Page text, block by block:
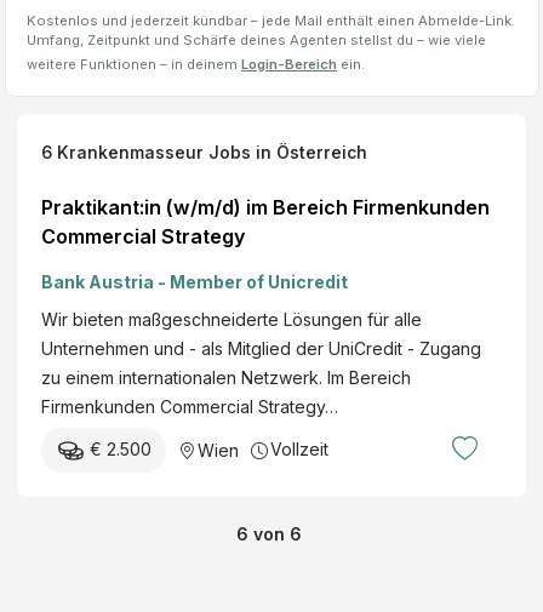
Kostenlos und jederzeit kündbar – jede Mail enthält einen Abmelde-Link.
Umfang, Zeitpunkt und Schärfe deines Agenten stellst du – wie viele
weitere Funktionen – in deinem Login-Bereich ein.
6 Krankenmasseur Jobs in Österreich
Praktikant:in (w/m/d) im Bereich Firmenkunden
Commercial Strategy
Bank Austria - Member of Unicredit
Wir bieten maßgeschneiderte Lösungen für alle
Unternehmen und - als Mitglied der UniCredit - Zugang
zu einem internationalen Netzwerk. Im Bereich
Firmenkunden Commercial Strategy…
€ 2.500 Wien Vollzeit
6 von 6